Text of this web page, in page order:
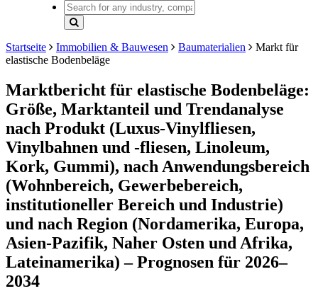
Startseite Immobilien & Bauwesen Baumaterialien
Markt für
elastische Bodenbeläge
Marktbericht für elastische Bodenbeläge:
Größe, Marktanteil und Trendanalyse
nach Produkt (Luxus-Vinylfliesen,
Vinylbahnen und -fliesen, Linoleum,
Kork, Gummi), nach Anwendungsbereich
(Wohnbereich, Gewerbebereich,
institutioneller Bereich und Industrie)
und nach Region (Nordamerika, Europa,
Asien-Pazifik, Naher Osten und Afrika,
Lateinamerika) – Prognosen für 2026–
2034